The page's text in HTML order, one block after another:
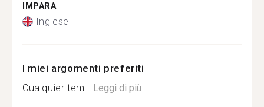
IMPARA
Inglese
I miei argomenti preferiti
Cualquier tem...Leggi di più